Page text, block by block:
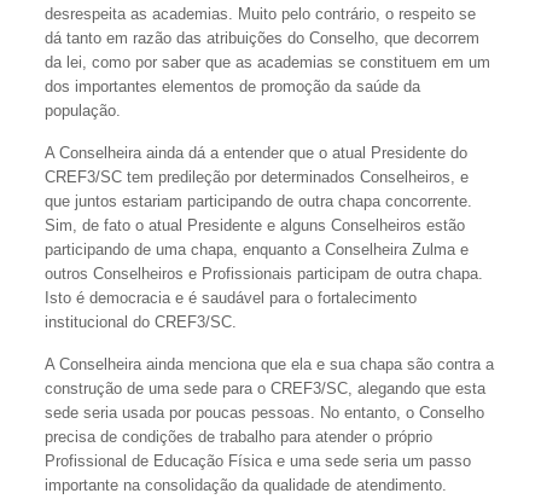
desrespeita as academias. Muito pelo contrário, o respeito se
dá tanto em razão das atribuições do Conselho, que decorrem
da lei, como por saber que as academias se constituem em um
dos importantes elementos de promoção da saúde da
população.
A Conselheira ainda dá a entender que o atual Presidente do
CREF3/SC tem predileção por determinados Conselheiros, e
que juntos estariam participando de outra chapa concorrente.
Sim, de fato o atual Presidente e alguns Conselheiros estão
participando de uma chapa, enquanto a Conselheira Zulma e
outros Conselheiros e Profissionais participam de outra chapa.
Isto é democracia e é saudável para o fortalecimento
institucional do CREF3/SC.
A Conselheira ainda menciona que ela e sua chapa são contra a
construção de uma sede para o CREF3/SC, alegando que esta
sede seria usada por poucas pessoas. No entanto, o Conselho
precisa de condições de trabalho para atender o próprio
Profissional de Educação Física e uma sede seria um passo
importante na consolidação da qualidade de atendimento.